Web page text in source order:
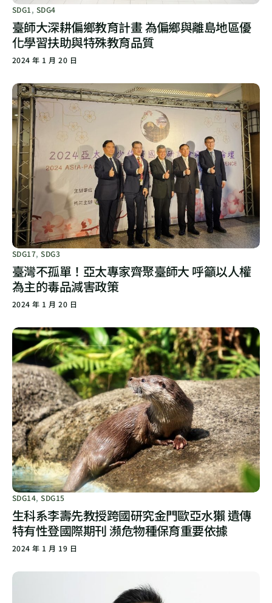
SDG1, SDG4
臺師大深耕偏鄉教育計畫 為偏鄉與離島地區優
化學習扶助與特殊教育品質
2024 年 1 月 20 日
SDG17,SDG3
臺灣不孤單！亞太專家齊聚臺師大 呼籲以人權
為主的毒品減害政策
2024 年 1 月 20 日
SDG14,SDG15
生科系李壽先教授跨國研究金門歐亞水獺 遺傳
特有性登國際期刊 瀕危物種保育重要依據
2024 年 1 月 19 日